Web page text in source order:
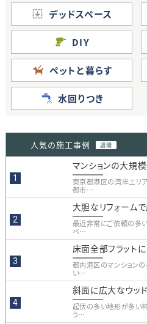
デッドスペース
DIY
ペットと暮らす
水回りつき
人気の施工事例 週間
マンションの大規
東京都港区の湾岸エリ
都市…
大胆なリフォーム
最近非常にご依頼の多
ベ…
床面全部フラットに
都内港区のマンションの
い…
斜面に広大なウッ
起伏の多い地形が多い
う…